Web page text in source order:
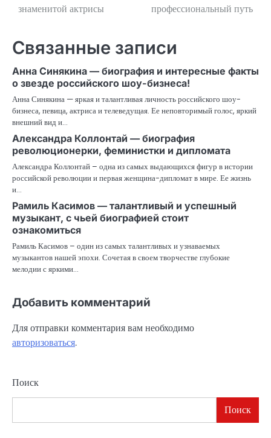
записям
знаменитой актрисы
профессиональный путь
Связанные записи
Анна Синякина — биография и интересные факты
о звезде российского шоу-бизнеса!
Анна Синякина — яркая и талантливая личность российского шоу-
бизнеса, певица, актриса и телеведущая. Ее неповторимый голос, яркий
внешний вид и…
Александра Коллонтай — биография
революционерки, феминистки и дипломата
Александра Коллонтай – одна из самых выдающихся фигур в истории
российской революции и первая женщина-дипломат в мире. Ее жизнь
и…
Рамиль Касимов — талантливый и успешный
музыкант, с чьей биографией стоит
ознакомиться
Рамиль Касимов – один из самых талантливых и узнаваемых
музыкантов нашей эпохи. Сочетая в своем творчестве глубокие
мелодии с яркими…
Добавить комментарий
Для отправки комментария вам необходимо
авторизоваться.
Поиск
Поиск